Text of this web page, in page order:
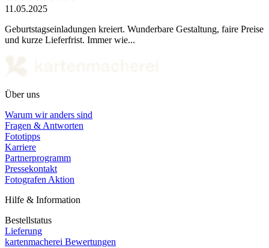
11.05.2025
Geburtstagseinladungen kreiert. Wunderbare Gestaltung, faire Preise
und kurze Lieferfrist. Immer wie...
Über uns
Warum wir anders sind
Fragen & Antworten
Fototipps
Karriere
Partnerprogramm
Pressekontakt
Fotografen Aktion
Hilfe & Information
Bestellstatus
Lieferung
kartenmacherei Bewertungen